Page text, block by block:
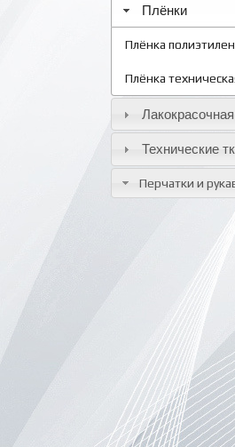
Плёнки
Плёнка
Плёнка
Технические
Перчатки и